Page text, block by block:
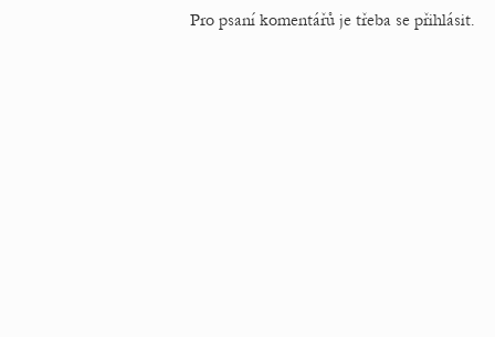
Pro psaní komentářů je třeba se přihlásit.